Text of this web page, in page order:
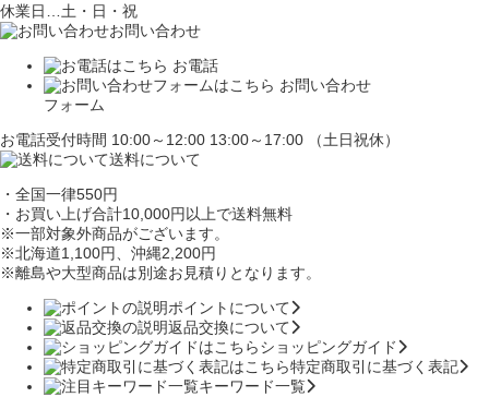
休業日…土・日・祝
お問い合わせ
お電話
お問い合わせ
フォーム
お電話受付時間 10:00～12:00 13:00～17:00 （土日祝休）
送料について
・全国一律550円
・お買い上げ合計10,000円 以上で送料無料
※一部対象外商品がございます。
※北海道1,100円、沖縄2,200円
※離島や大型商品は別途お見積りとなります。
ポイントについて
返品交換について
ショッピングガイド
特定商取引に基づく表記
キーワード一覧